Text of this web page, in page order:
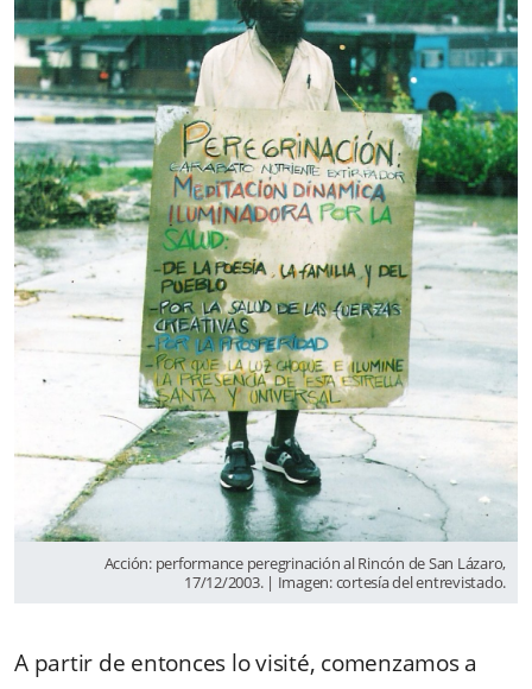
Acción: performance peregrinación al Rincón de San Lázaro,
17/12/2003. | Imagen: cortesía del entrevistado.
A partir de entonces lo visité, comenzamos a